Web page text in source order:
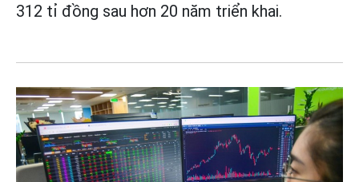
312 tỉ đồng sau hơn 20 năm triển khai.